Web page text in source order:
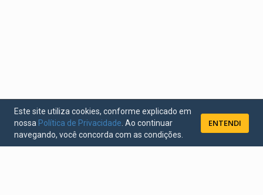
Este site utiliza cookies, conforme explicado em
nossa Política de Privacidade . Ao continuar
navegando, você concorda com as condições.
ENTENDI